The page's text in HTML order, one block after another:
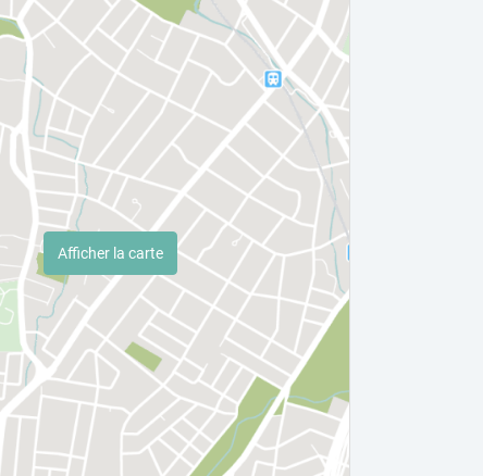
Afficher la carte